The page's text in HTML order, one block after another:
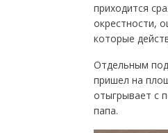
приходится
окрестности,
которые
Отдельным
пришел на
отыгрывает с
папа.